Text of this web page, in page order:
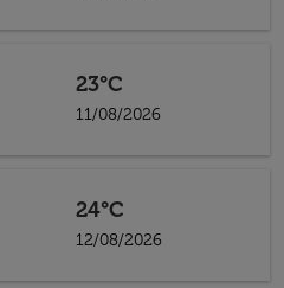
23°C
11/08/2026
24°C
12/08/2026